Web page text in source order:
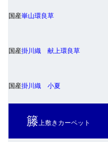
国産崋山環良草
国産掛川織 献上環良草
国産掛川織 小夏
籐上敷きカーペット